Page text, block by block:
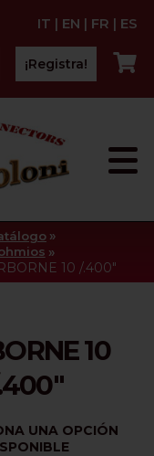
IT | EN | FR | ES
¡Registra!
»
»
10 /.400"
10
UNA OPCIÓN